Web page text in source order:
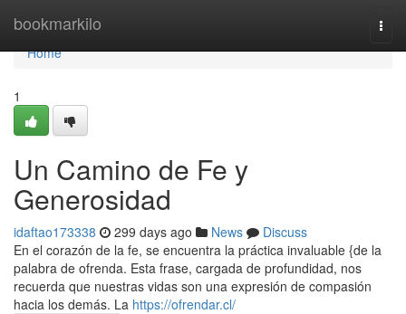
bookmarkilo
Home
Home
1
Un Camino de Fe y
Generosidad
idaftao173338 299 days ago News
Discuss
En el corazón de la fe, se encuentra la práctica invaluable {de la
palabra de ofrenda. Esta frase, cargada de profundidad, nos
recuerda que nuestras vidas son una expresión de compasión
hacia los demás. La https://ofrendar.cl/